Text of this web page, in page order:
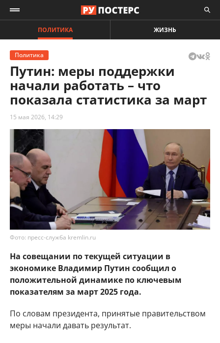
ПОЛИТИКА ЖИЗНЬ
Политика
Путин: меры поддержки
начали работать – что
показала статистика за март
15 мая 2026, 14:29
Фото: пресс-служба kremlin.ru
На совещании по текущей ситуации в
экономике Владимир Путин сообщил о
положительной динамике по ключевым
показателям за март 2025 года.
По словам президента, принятые правительством
меры начали давать результат.